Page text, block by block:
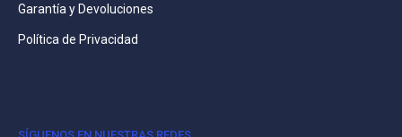
Garantía y Devoluciones
Política de Privacidad